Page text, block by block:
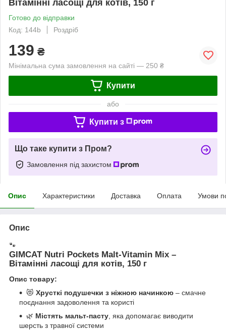
Вітамінні ласощі для котів, 150 г
Готово до відправки
Код: 144b
Роздріб
139 ₴
Мінімальна сума замовлення на сайті — 250 ₴
Купити
або
Купити з
Що таке купити з Пром?
Замовлення під захистом
Опис Характеристики Доставка Оплата Умови
Опис
🐾
GIMCAT Nutri Pockets Malt-Vitamin Mix –
Вітамінні ласощі для котів, 150 г
Опис товару:
😻 Хрусткі подушечки з ніжною начинкою – смачне
поєднання задоволення та користі
🌿 Містять мальт-пасту , яка допомагає виводити
шерсть з травної системи